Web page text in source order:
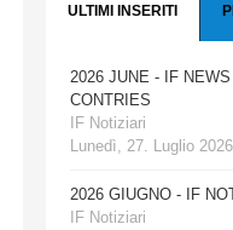
ULTIMI INSERITI
2026 JUNE - IF
CONTRIES
IF Notiziari
Lunedì, 27. Luglio
2026 GIUGNO - IF
IF Notiziari